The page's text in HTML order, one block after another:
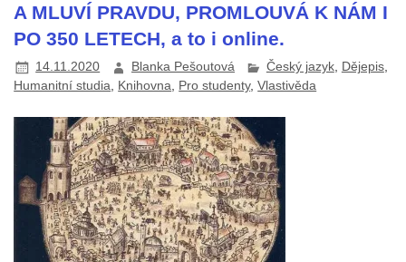
A MLUVÍ PRAVDU, PROMLOUVÁ K NÁM I
PO 350 LETECH, a to i online.
14.11.2020 Blanka Pešoutová Český jazyk, Dějepis,
Humanitní studia
Knihovna Pro studenty,Vlastivěda